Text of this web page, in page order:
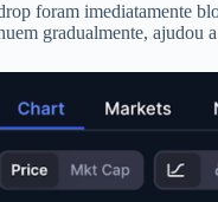
foram imediatamente
gradualmente, ajudou